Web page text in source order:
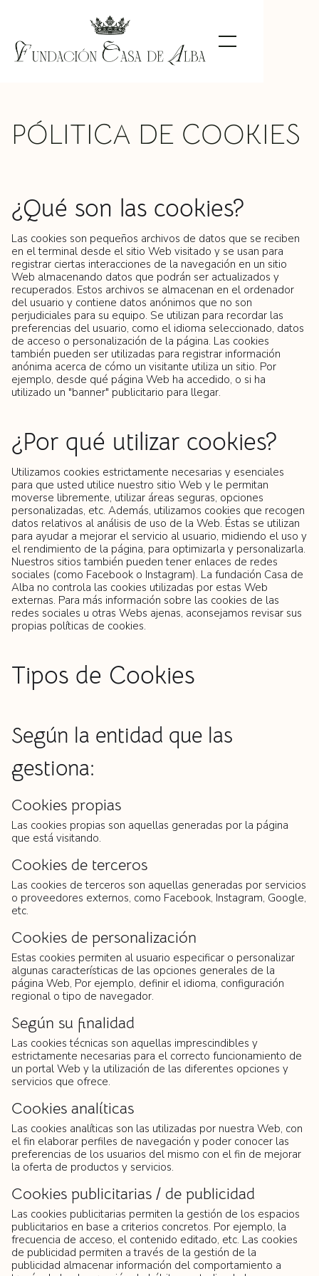
PÓLITICA DE COOKIES
¿Qué son las cookies?
Las cookies son pequeños archivos de datos que se reciben
en el terminal desde el sitio Web visitado y se usan para
registrar ciertas interacciones de la navegación en un sitio
Web almacenando datos que podrán ser actualizados y
recuperados. Estos archivos se almacenan en el ordenador
del usuario y contiene datos anónimos que no son
perjudiciales para su equipo. Se utilizan para recordar las
preferencias del usuario, como el idioma seleccionado, datos
de acceso o personalización de la página. Las cookies
también pueden ser utilizadas para registrar información
anónima acerca de cómo un visitante utiliza un sitio. Por
ejemplo, desde qué página Web ha accedido, o si ha
utilizado un "banner" publicitario para llegar.
¿Por qué utilizar cookies?
Utilizamos cookies estrictamente necesarias y esenciales
para que usted utilice nuestro sitio Web y le permitan
moverse libremente, utilizar áreas seguras, opciones
personalizadas, etc. Además, utilizamos cookies que recogen
datos relativos al análisis de uso de la Web. Éstas se utilizan
para ayudar a mejorar el servicio al usuario, midiendo el uso y
el rendimiento de la página, para optimizarla y personalizarla.
Nuestros sitios también pueden tener enlaces de redes
sociales (como Facebook o Instagram). La fundación Casa de
Alba no controla las cookies utilizadas por estas Web
externas. Para más información sobre las cookies de las
redes sociales u otras Webs ajenas, aconsejamos revisar sus
propias políticas de cookies.
Tipos de Cookies
Según la entidad que las
gestiona:
Cookies propias
Las cookies propias son aquellas generadas por la página
que está visitando.
Cookies de terceros
Las cookies de terceros son aquellas generadas por servicios
o proveedores externos, como Facebook, Instagram, Google,
etc.
Cookies de personalización
Estas cookies permiten al usuario especificar o personalizar
algunas características de las opciones generales de la
página Web, Por ejemplo, definir el idioma, configuración
regional o tipo de navegador.
Según su finalidad
Las cookies técnicas son aquellas imprescindibles y
estrictamente necesarias para el correcto funcionamiento de
un portal Web y la utilización de las diferentes opciones y
servicios que ofrece.
Cookies analíticas
Las cookies analíticas son las utilizadas por nuestra Web, con
el fin elaborar perfiles de navegación y poder conocer las
preferencias de los usuarios del mismo con el fin de mejorar
la oferta de productos y servicios.
Cookies publicitarias / de publicidad
Las cookies publicitarias permiten la gestión de los espacios
publicitarios en base a criterios concretos. Por ejemplo, la
frecuencia de acceso, el contenido editado, etc. Las cookies
de publicidad permiten a través de la gestión de la
publicidad almacenar información del comportamiento a